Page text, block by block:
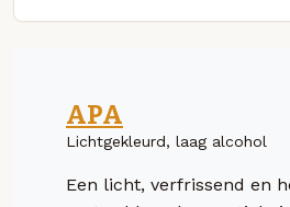
APA
Lichtgekleurd, laag alcohol
Een licht, verfrissend en